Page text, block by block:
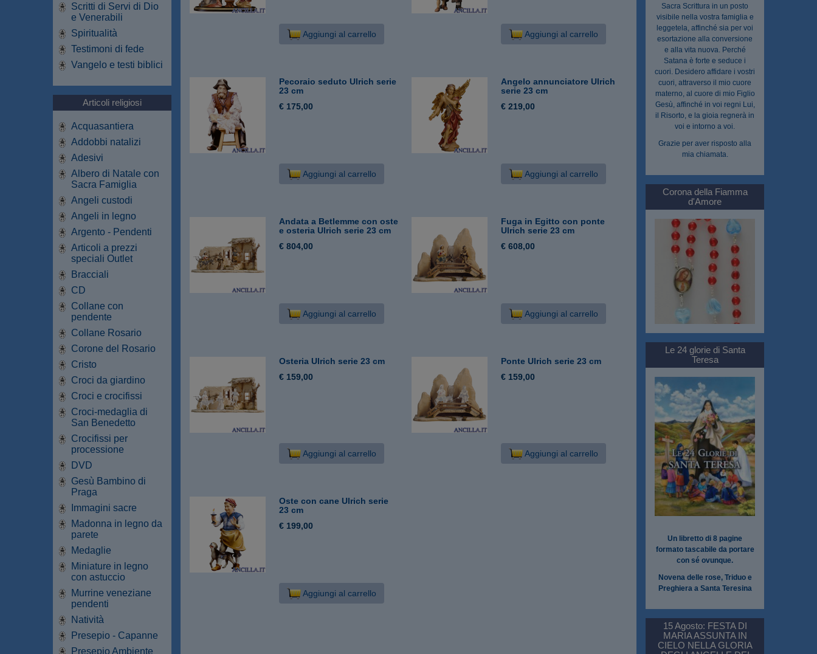
Scritti di Servi di Dio
e Venerabili
Spiritualità
Testimoni di fede
Vangelo e testi biblici
Articoli religiosi
Acquasantiera
Addobbi natalizi
Adesivi
Albero di Natale con
Sacra Famiglia
Angeli custodi
Angeli in legno
Argento - Pendenti
Articoli a prezzi
speciali Outlet
Bracciali
CD
Collane con
pendente
Collane Rosario
Corone del Rosario
Cristo
Croci da giardino
Croci e crocifissi
Croci-medaglia di
San Benedetto
Crocifissi per
processione
DVD
Gesù Bambino di
Praga
Immagini sacre
Madonna in legno da
parete
Medaglie
Miniature in legno
con astuccio
Murrine veneziane
pendenti
Natività
Presepio - Capanne
Presepio Ambiente
Aggiungi al carrello Aggiungi al carrello
Pecoraio seduto Ulrich serie
23 cm
€ 175,00
Aggiungi al carrello
Angelo annunciatore Ulrich
serie 23 cm
€ 219,00
Aggiungi al carrello
Andata a Betlemme con oste
e osteria Ulrich serie 23 cm
€ 804,00
Aggiungi al carrello
Fuga in Egitto con ponte
Ulrich serie 23 cm
€ 608,00
Aggiungi al carrello
Osteria Ulrich serie 23 cm
€ 159,00
Aggiungi al carrello
Ponte Ulrich serie 23 cm
€ 159,00
Aggiungi al carrello
Oste con cane Ulrich serie
23 cm
€ 199,00
Aggiungi al carrello
Sacra Scrittura in un posto
visibile nella vostra famiglia e
leggetela, affinché sia per voi
esortazione alla conversione
e alla vita nuova. Perché
Satana è forte e seduce i
cuori. Desidero affidare i vostri
cuori, attraverso il mio cuore
materno, al cuore di mio Figlio
Gesù, affinché in voi regni Lui,
il Risorto, e la gioia regnerà in
voi e intorno a voi.
Grazie per aver risposto alla
mia chiamata.
Corona della Fiamma
d'Amore
Le 24 glorie di Santa
Teresa
Un libretto di 8 pagine
formato tascabile da portare
con sé ovunque.
Novena delle rose, Triduo e
Preghiera a Santa Teresina
15 Agosto: FESTA DI
MARIA ASSUNTA IN
CIELO NELLA GLORIA